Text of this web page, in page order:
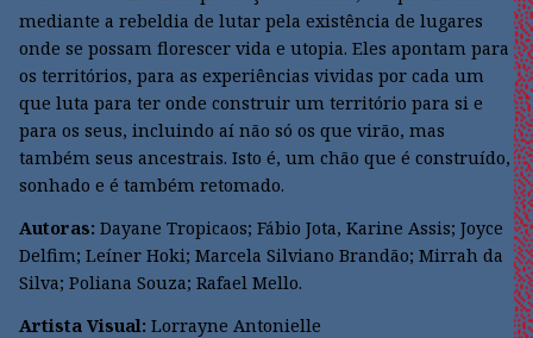
mediante a rebeldia de lutar pela existência de lugares
onde se possam florescer vida e utopia. Eles apontam para
os territórios, para as experiências vividas por cada um
que luta para ter onde construir um território para si e
para os seus, incluindo aí não só os que virão, mas
também seus ancestrais. Isto é, um chão que é construído,
sonhado e é também retomado.
Autoras: Dayane Tropicaos; Fábio Jota, Karine Assis; Joyce
Delfim; Leíner Hoki; Marcela Silviano Brandão; Mirrah da
Silva; Poliana Souza; Rafael Mello.
Artista Visual: Lorrayne Antonielle